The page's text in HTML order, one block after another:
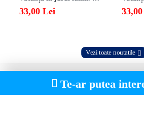
33,00 Lei
Vezi toate noutatile
Te-ar putea